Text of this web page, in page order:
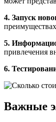
4. Запуск
5.
привлечения
6.
Важные